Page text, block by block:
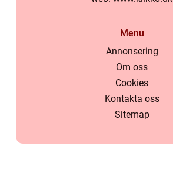
Menu
Annonsering
Om oss
Cookies
Kontakta oss
Sitemap